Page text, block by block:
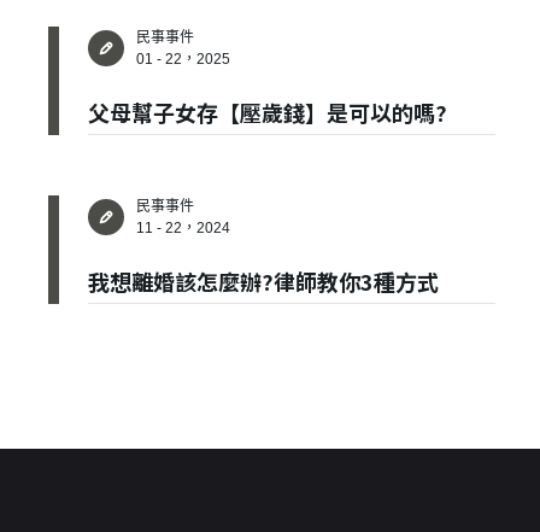
建立專屬帳號
只要再完成幾個步驟，即可完成帳號的註冊程序，
我 要 註 冊
民事事件
01 - 22，2025
父母幫子女存【壓歲錢】是可以的嗎?
民事事件
11 - 22，2024
我想離婚該怎麼辦?律師教你3種方式